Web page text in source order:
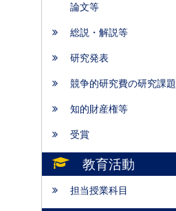
論文等
総説・解説等
研究発表
競争的研究費の研究課題
知的財産権等
受賞
教育活動
担当授業科目